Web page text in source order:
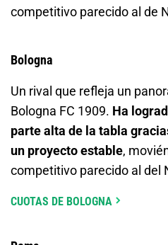
competitivo parecido al de
Bologna
Un rival que refleja un
Bologna FC 1909. Ha
parte alta de la tabla
un proyecto estable,
competitivo parecido al del
CUOTAS DE BOLOGNA